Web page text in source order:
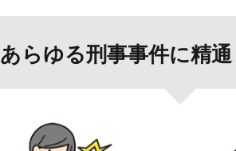
あらゆる刑事事件に精通